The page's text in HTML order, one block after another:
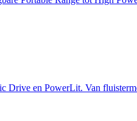
Drive en PowerLit. Van